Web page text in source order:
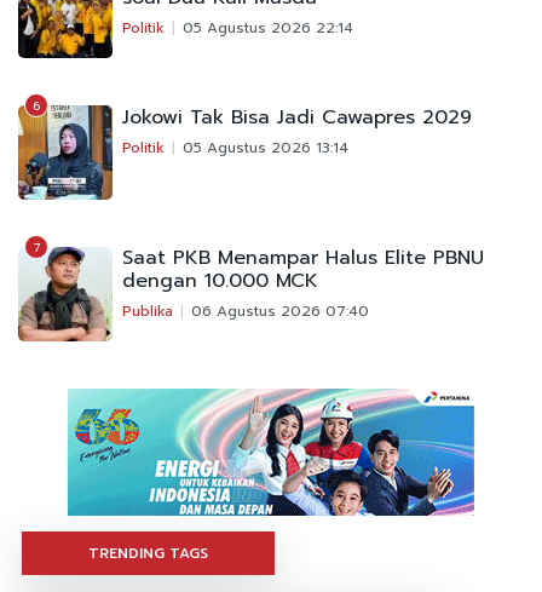
Politik 05 Agustus 2026 22:14
6 Jokowi Tak Bisa Jadi Cawapres 2029
Politik 05 Agustus 2026 13:14
7 Saat PKB Menampar Halus Elite PBNU
dengan 10.000 MCK
Publika 06 Agustus 2026 07:40
TRENDING TAGS